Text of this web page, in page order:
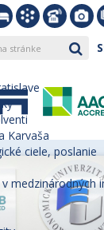
Karvaša
ciele, poslanie
medzinárodných